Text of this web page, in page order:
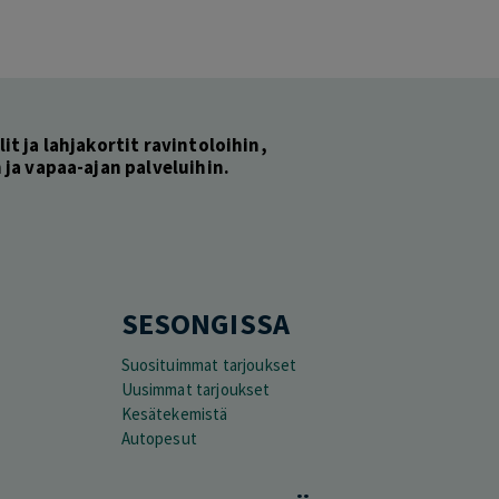
ja lahjakortit ravintoloihin,
vapaa-ajan palveluihin.
SESONGISSA
Suosituimmat tarjoukset
Uusimmat tarjoukset
Kesätekemistä
Autopesut